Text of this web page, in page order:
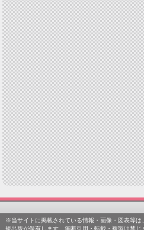
※当サイトに掲載されている情報・画像・図表等
規出版が保有します。無断引用・転載・複製は禁じ